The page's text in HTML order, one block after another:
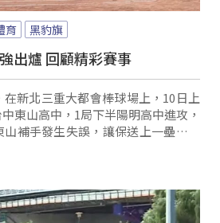
育 黑豹旗
出爐 回顧精彩賽事
新北三重大都會棒球場上，10日上
東山高中，1局下半陽明高中進攻，
補手發生失誤，讓保送上一壘的跑
三壘，再打出一個中外野安打，東
拿下這場賽事的第1分。